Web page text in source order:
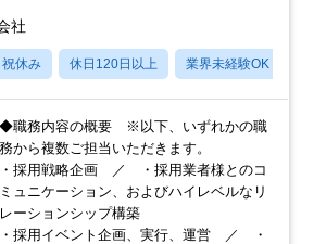
社
祝休み 休日120日以上 業界未経験OK
◆職務内容の概要 ※以下、いずれかの職
務から複数ご担当いただきます。
・採用戦略企画 ／ ・採用業者様とのコ
ミュニケーション、およびハイレベルなリ
レーションシップ構築
・採用イベント企画、実行、運営 ／ ・